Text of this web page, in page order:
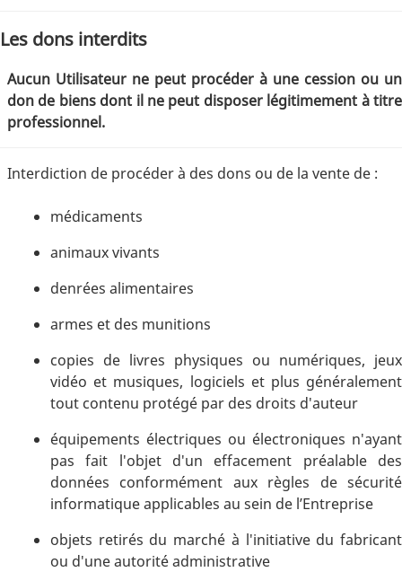
Les dons interdits
Aucun Utilisateur ne peut procéder à une cession ou un
don de biens dont il ne peut disposer légitimement à titre
professionnel.
Interdiction de procéder à des dons ou de la vente de :
médicaments
animaux vivants
denrées alimentaires
armes et des munitions
copies de livres physiques ou numériques, jeux
vidéo et musiques, logiciels et plus généralement
tout contenu protégé par des droits d'auteur
équipements électriques ou électroniques n'ayant
pas fait l'objet d'un effacement préalable des
données conformément aux règles de sécurité
informatique applicables au sein de l’Entreprise
objets retirés du marché à l'initiative du fabricant
ou d'une autorité administrative